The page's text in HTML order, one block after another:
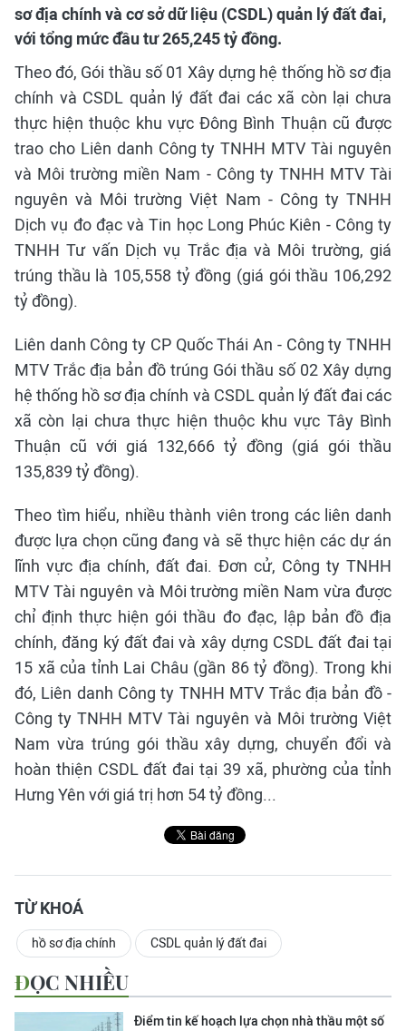
sơ địa chính và cơ sở dữ liệu (CSDL) quản lý đất đai,
với tổng mức đầu tư 265,245 tỷ đồng.
Theo đó, Gói thầu số 01 Xây dựng hệ thống hồ sơ địa
chính và CSDL quản lý đất đai các xã còn lại chưa
thực hiện thuộc khu vực Đông Bình Thuận cũ được
trao cho Liên danh Công ty TNHH MTV Tài nguyên
và Môi trường miền Nam - Công ty TNHH MTV Tài
nguyên và Môi trường Việt Nam - Công ty TNHH
Dịch vụ đo đạc và Tin học Long Phúc Kiên - Công ty
TNHH Tư vấn Dịch vụ Trắc địa và Môi trường, giá
trúng thầu là 105,558 tỷ đồng (giá gói thầu 106,292
tỷ đồng).
Liên danh Công ty CP Quốc Thái An - Công ty TNHH
MTV Trắc địa bản đồ trúng Gói thầu số 02 Xây dựng
hệ thống hồ sơ địa chính và CSDL quản lý đất đai các
xã còn lại chưa thực hiện thuộc khu vực Tây Bình
Thuận cũ với giá 132,666 tỷ đồng (giá gói thầu
135,839 tỷ đồng).
Theo tìm hiểu, nhiều thành viên trong các liên danh
được lựa chọn cũng đang và sẽ thực hiện các dự án
lĩnh vực địa chính, đất đai. Đơn cử, Công ty TNHH
MTV Tài nguyên và Môi trường miền Nam vừa được
chỉ định thực hiện gói thầu đo đạc, lập bản đồ địa
chính, đăng ký đất đai và xây dựng CSDL đất đai tại
15 xã của tỉnh Lai Châu (gần 86 tỷ đồng). Trong khi
đó, Liên danh Công ty TNHH MTV Trắc địa bản đồ -
Công ty TNHH MTV Tài nguyên và Môi trường Việt
Nam vừa trúng gói thầu xây dựng, chuyển đổi và
hoàn thiện CSDL đất đai tại 39 xã, phường của tỉnh
Hưng Yên với giá trị hơn 54 tỷ đồng...
TỪ KHOÁ
hồ sơ địa chính CSDL quản lý đất đai
ĐỌC NHIỀU
Điểm tin kế hoạch lựa chọn nhà thầu một số